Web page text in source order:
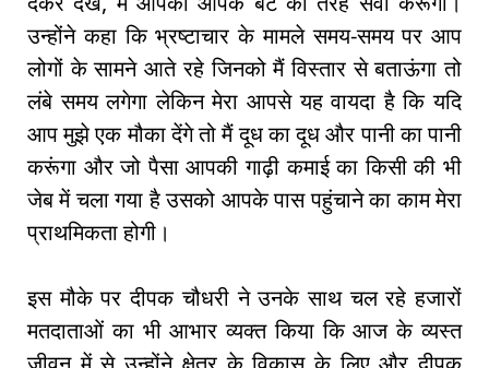
उन्होंने कहा कि भ्रष्टाचार के मामले समय-समय पर आप
लोगों के सामने आते रहे जिनको मैं विस्तार से बताऊंगा तो
लंबे समय लगेगा लेकिन मेरा आपसे यह वायदा है कि यदि
आप मुझे एक मौका देंगे तो मैं दूध का दूध और पानी का पानी
करूंगा और जो पैसा आपकी गाढ़ी कमाई का किसी की भी
जेब में चला गया है उसको आपके पास पहुंचाने का काम मेरा
प्राथमिकता होगी।
इस मौके पर दीपक चौधरी ने उनके साथ चल रहे हजारों
मतदाताओं का भी आभार व्यक्त किया कि आज के व्यस्त